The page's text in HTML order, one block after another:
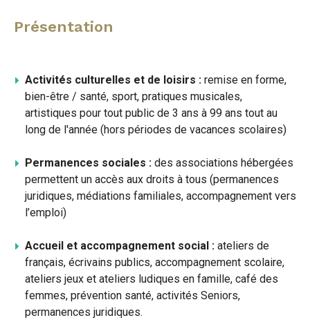
Présentation
Activités culturelles et de loisirs : remise en forme,
bien-être / santé, sport, pratiques musicales,
artistiques pour tout public de 3 ans à 99 ans tout au
long de l'année (hors périodes de vacances scolaires)
Permanences sociales : des associations hébergées
permettent un accès aux droits à tous (permanences
juridiques, médiations familiales, accompagnement vers
l’emploi)
Accueil et accompagnement social : ateliers de
français, écrivains publics, accompagnement scolaire,
ateliers jeux et ateliers ludiques en famille, café des
femmes, prévention santé, activités Seniors,
permanences juridiques.